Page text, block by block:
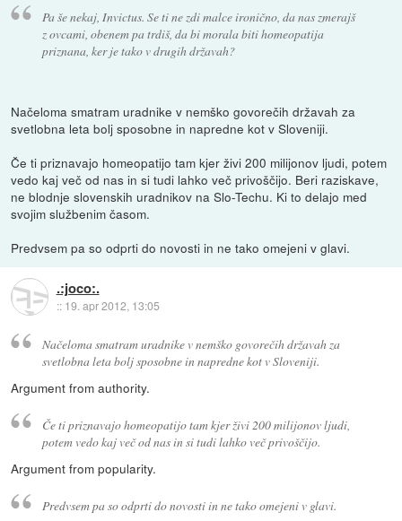
Pa še nekaj, Invictus. Se ti ne zdi malce ironično, da nas zmerajš
z ovcami, obenem pa trdiš, da bi morala biti homeopatija
priznana, ker je tako v drugih državah?
Načeloma smatram uradnike v nemško govorečih državah za
svetlobna leta bolj sposobne in napredne kot v Sloveniji.
Če ti priznavajo homeopatijo tam kjer živi 200 milijonov ljudi, potem
vedo kaj več od nas in si tudi lahko več privoščijo. Beri raziskave,
ne blodnje slovenskih uradnikov na Slo-Techu. Ki to delajo med
svojim službenim časom.
Predvsem pa so odprti do novosti in ne tako omejeni v glavi.
.:joco:.
:: 19. apr 2012, 13:05
Načeloma smatram uradnike v nemško govorečih državah za
svetlobna leta bolj sposobne in napredne kot v Sloveniji.
Argument from authority.
Če ti priznavajo homeopatijo tam kjer živi 200 milijonov ljudi,
potem vedo kaj več od nas in si tudi lahko več privoščijo.
Argument from popularity.
Predvsem pa so odprti do novosti in ne tako omejeni v glavi.